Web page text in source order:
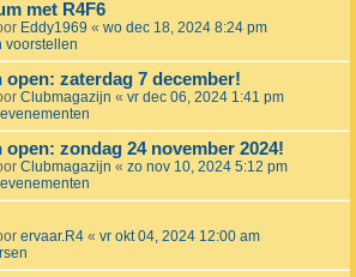
met R4F6
Eddy1969 « wo dec 18, 2024 8:24 pm
voorstellen
open: zaterdag 7 december!
Clubmagazijn « vr dec 06, 2024 1:41 pm
zondag 24 november 2024!
Clubmagazijn « zo nov 10, 2024 5:12 pm
ervaar.R4 « vr okt 04, 2024 12:00 am